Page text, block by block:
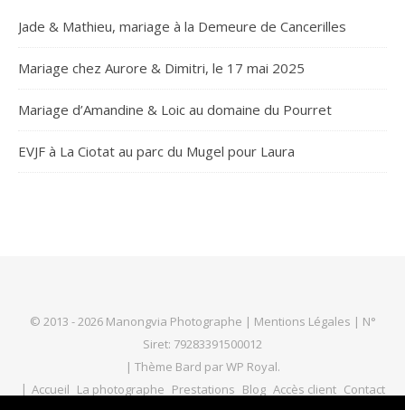
Jade & Mathieu, mariage à la Demeure de Cancerilles
Mariage chez Aurore & Dimitri, le 17 mai 2025
Mariage d’Amandine & Loic au domaine du Pourret
EVJF à La Ciotat au parc du Mugel pour Laura
© 2013 - 2026 Manongvia Photographe | Mentions Légales | N°
Siret: 79283391500012
| Thème Bard parWP Royal.
Accueil La photographe Prestations Blog Accès client Contact